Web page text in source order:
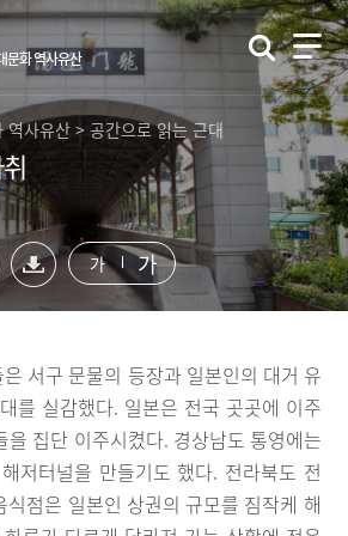
문화 역사유산
역사유산 > 공간으로 읽는 근대
가 가
서구 문물의 등장과 일본인의 대거 유
를 실감했다. 일본은 전국 곳곳에 이주
을 집단 이주시켰다. 경상남도 통영에는
저터널을 만들기도 했다. 전라북도 전
점은 일본인 상권의 규모를 짐작케 해